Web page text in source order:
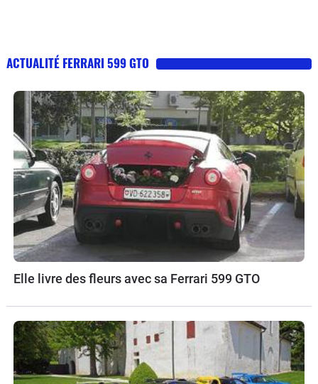
ACTUALITÉ FERRARI 599 GTO
Elle livre des fleurs avec sa Ferrari 599 GTO